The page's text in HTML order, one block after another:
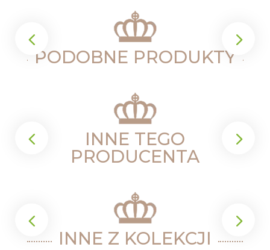
PODOBNE PRODUKTY
INNE TEGO
PRODUCENTA
INNE Z KOLEKCJI